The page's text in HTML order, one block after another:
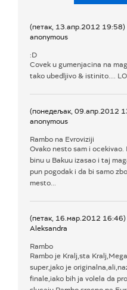
(петак, 13.апр.2012 19:58)
anonymous
:D
Covek u gumenjacina na
tako ubedljivo & istinito....
(понедељак, 09.апр.2012
anonymous
Rambo na Evroviziji
Ovako nesto sam i
binu u Bakuu izasao i taj
pun pogodak i da bi samo
mesto...
(петак, 16.мар.2012 16:46)
Aleksandra
Rambo
Rambo je Kralj,sta
super,jako je
finale,iako bih ja volela da